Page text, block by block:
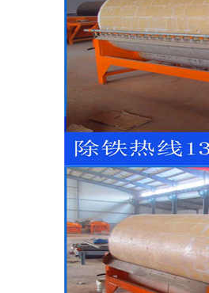
河沙磁选机工作原理